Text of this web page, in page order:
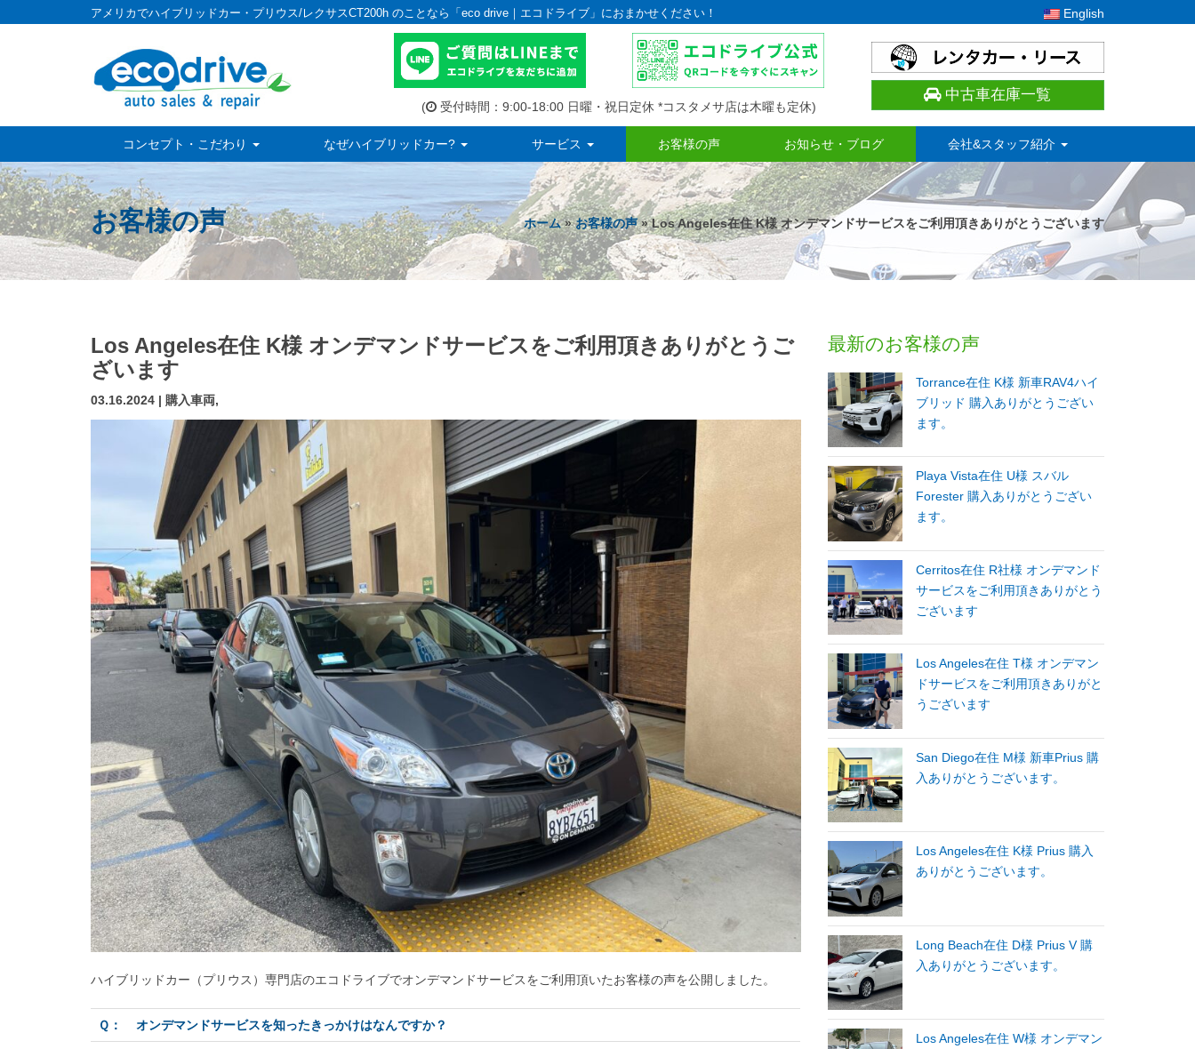
アメリカでハイブリッドカー・プリウス/レクサスCT200h のことなら「eco drive｜エコドライブ」におまかせください！ English
( 受付時間：9:00-18:00 日曜・祝日定休 *コスタメサ店は木曜も定休)
中古車在庫一覧
コンセプト・こだわり なぜハイブリッドカー? サービス お客様の声 お知らせ・ブログ 会社&スタッフ紹介
お客様の声 ホーム»お客様の声» Los Angeles在住 K様 オンデマンドサービスをご利用頂きありがとうございます
Los Angeles在住 K様 オンデマンドサービスをご利用頂きありがとうご
ざいます
03.16.2024 | 購入車両,
ハイブリッドカー（プリウス）専門店のエコドライブでオンデマンドサービスをご利用頂いたお客様の声を公開しました。
Ｑ： オンデマンドサービスを知ったきっかけはなんですか？
最新のお客様の声
Torrance在住 K様 新車RAV4ハイ
ブリッド 購入ありがとうござい
ます。
Playa Vista在住 U様 スバル
Forester 購入ありがとうござい
ます。
Cerritos在住 R社様 オンデマンド
サービスをご利用頂きありがとう
ございます
Los Angeles在住 T様 オンデマン
ドサービスをご利用頂きありがと
うございます
San Diego在住 M様 新車Prius 購
入ありがとうございます。
Los Angeles在住 K様 Prius 購入
ありがとうございます。
Long Beach在住 D様 Prius V 購
入ありがとうございます。
Los Angeles在住 W様 オンデマン